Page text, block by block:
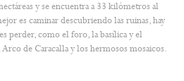
y se encuentra a 33 kilómetros al
es caminar descubriendo las ruinas, hay
perder, como el foro, la basílica y el
de Caracalla y los hermosos mosaicos.